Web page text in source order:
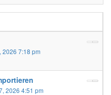
2026 7:18 pm
2026 4:51 pm